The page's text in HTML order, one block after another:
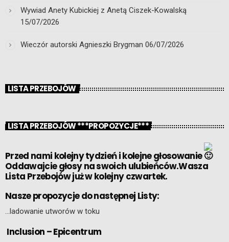
Wywiad Anety Kubickiej z Anetą Ciszek-Kowalską
15/07/2026
Wieczór autorski Agnieszki Brygman 06/07/2026
LISTA PRZEBOJÓW
LISTA PRZEBOJÓW ***PROPOZYCJE***
Przed nami kolejny tydzień i kolejne głosowanie
Oddawajcie głosy na swoich ulubieńców.Wasza
Lista Przebojów już w kolejny czwartek.
Nasze propozycje do następnej Listy:
…ladowanie utworów w toku
Inclusion – Epicentrum